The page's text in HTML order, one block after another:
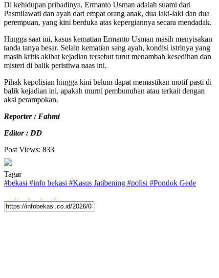
Di kehidupan pribadinya, Ermanto Usman adalah suami dari
Pasmilawati dan ayah dari empat orang anak, dua laki-laki dan dua
perempuan, yang kini berduka atas kepergiannya secara mendadak.
Hingga saat ini, kasus kematian Ermanto Usman masih menyisakan
tanda tanya besar. Selain kematian sang ayah, kondisi istrinya yang
masih kritis akibat kejadian tersebut turut menambah kesedihan dan
misteri di balik peristiwa naas ini.
Pihak kepolisian hingga kini belum dapat memastikan motif pasti di
balik kejadian ini, apakah murni pembunuhan atau terkait dengan
aksi perampokan.
Reporter : Fahmi
Editor : DD
Post Views: 833
Tagar
#bekasi #info bekasi #Kasus Jatibening #polisi #Pondok Gede